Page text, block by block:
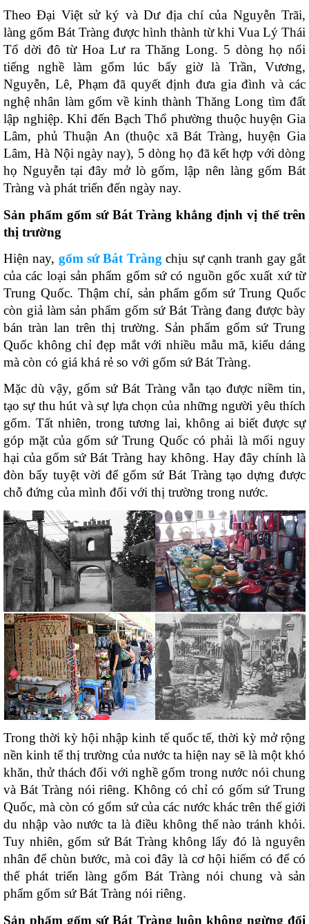
Theo Đại Việt sử ký và Dư địa chí của Nguyễn Trãi,
làng gốm Bát Tràng được hình thành từ khi Vua Lý Thái
Tổ dời đô từ Hoa Lư ra Thăng Long. 5 dòng họ nổi
tiếng nghề làm gốm lúc bấy giờ là Trần, Vương,
Nguyễn, Lê, Phạm đã quyết định đưa gia đình và các
nghệ nhân làm gốm về kinh thành Thăng Long tìm đất
lập nghiệp. Khi đến Bạch Thổ phường thuộc huyện Gia
Lâm, phủ Thuận An (thuộc xã Bát Tràng, huyện Gia
Lâm, Hà Nội ngày nay), 5 dòng họ đã kết hợp với dòng
họ Nguyễn tại đây mở lò gốm, lập nên làng gốm Bát
Tràng và phát triển đến ngày nay.
Sản phẩm gốm sứ Bát Tràng khẳng định vị thế trên
thị trường
Hiện nay, gốm sứ Bát Tràng chịu sự cạnh tranh gay gắt
của các loại sản phẩm gốm sứ có nguồn gốc xuất xứ từ
Trung Quốc. Thậm chí, sản phẩm gốm sứ Trung Quốc
còn giả làm sản phẩm gốm sứ Bát Tràng đang được bày
bán tràn lan trên thị trường. Sản phẩm gốm sứ Trung
Quốc không chỉ đẹp mắt với nhiều mẫu mã, kiểu dáng
mà còn có giá khá rẻ so với gốm sứ Bát Tràng.
Mặc dù vậy, gốm sứ Bát Tràng vẫn tạo được niềm tin,
tạo sự thu hút và sự lựa chọn của những người yêu thích
gốm. Tất nhiên, trong tương lai, không ai biết được sự
góp mặt của gốm sứ Trung Quốc có phải là mối nguy
hại của gốm sứ Bát Tràng hay không. Hay đây chính là
đòn bẩy tuyệt vời để gốm sứ Bát Tràng tạo dựng được
chỗ đứng của mình đối với thị trường trong nước.
Trong thời kỳ hội nhập kinh tế quốc tế, thời kỳ mở rộng
nền kinh tế thị trường của nước ta hiện nay sẽ là một khó
khăn, thử thách đối với nghề gốm trong nước nói chung
và Bát Tràng nói riêng. Không có chỉ có gốm sứ Trung
Quốc, mà còn có gốm sứ của các nước khác trên thế giới
du nhập vào nước ta là điều không thể nào tránh khỏi.
Tuy nhiên, gốm sứ Bát Tràng không lấy đó là nguyên
nhân để chùn bước, mà coi đây là cơ hội hiếm có để có
thể phát triển làng gốm Bát Tràng nói chung và sản
phẩm gốm sứ Bát Tràng nói riêng.
Sản phẩm gốm sứ Bát Tràng luôn không ngừng đổi